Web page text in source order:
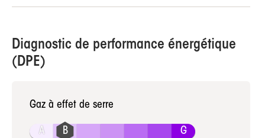
Diagnostic de performance énergétique
(DPE)
Gaz à effet de serre
A G